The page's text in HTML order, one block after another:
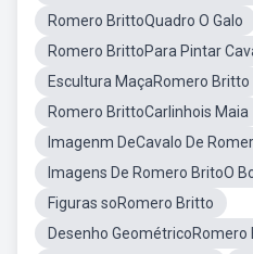
Romero BrittoQuadro O Galo
Romero BrittoPara Pintar
Escultura MaçaRomero Britto
Romero BrittoCarlinhois Maia
Imagenm DeCavalo De
Imagens De Romero BritoO
Figuras soRomero Britto
Desenho GeométricoRomero